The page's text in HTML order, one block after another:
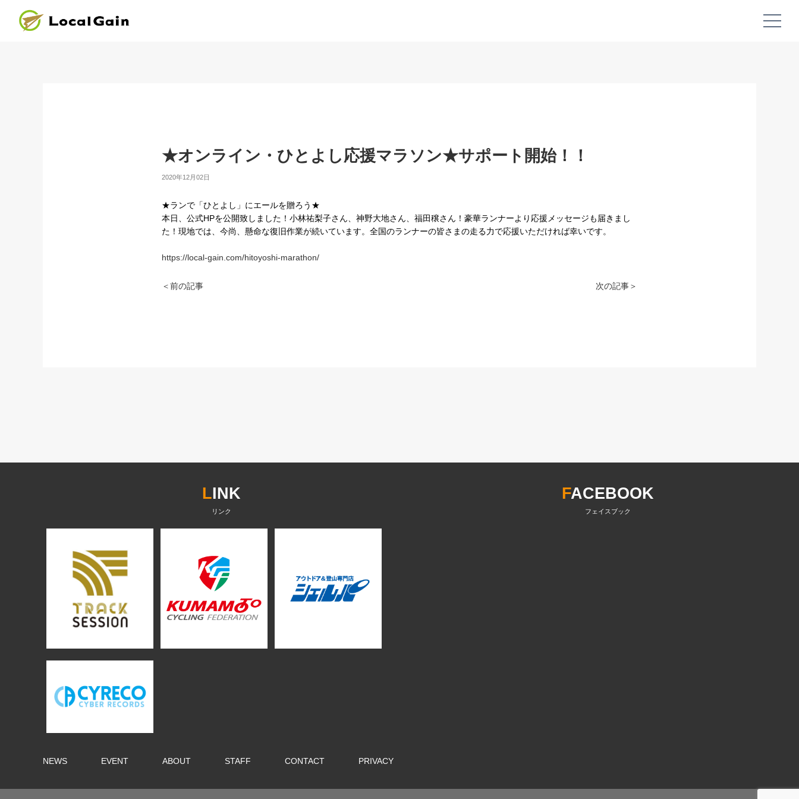
★オンライン・ひとよし応援マラソン★サポート開始！！
2020年12月02日
★ランで「ひとよし」にエールを贈ろう★
本日、公式HPを公開致しました！小林祐梨子さん、神野大地さん、福田穣さん！豪華ランナーより応援メッセージも届きまし
た！現地では、今尚、懸命な復旧作業が続いています。全国のランナーの皆さまの走る力で応援いただければ幸いです。
https://local-gain.com/hitoyoshi-marathon/
＜前の記事 次の記事＞
LINK
NEWS EVENT ABOUT STAFF CONTACT PRIVACY
FACEBOOK